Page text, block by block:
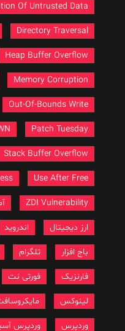
Of Untrusted Data
Directory Traversal
Heap Buffer Overflow
Memory Corruption
Out-Of-Bounds Write
Patch Tuesday
Stack Buffer Overflow
Use After Free
ZDI Vulnerability
ارز دیجیتال اندروید
باج افزار تلگرام
فارنزیک فورتی نت
لینوکس مایکروسافت
وردپرس وردپرس آسیب